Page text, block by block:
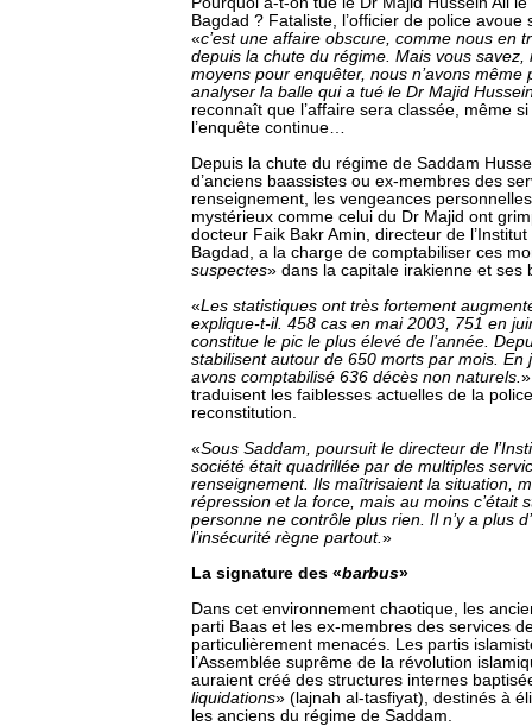
Bagdad ? Fataliste, l’officier de police avoue
«c’est une affaire obscure, comme nous en
depuis la chute du régime. Mais vous savez,
moyens pour enquêter, nous n’avons
analyser la balle qui a tué le Dr Majid
reconnaît que l’affaire sera classée, même
l’enquête continue…
Depuis la chute du régime de Saddam
d’anciens baassistes ou ex-membres des
renseignement, les vengeances
mystérieux comme celui du Dr Majid ont
docteur Faik Bakr Amin, directeur de
Bagdad, a la charge de comptabiliser ces
suspectes» dans la capitale irakienne et ses
«Les statistiques ont très fortement
explique-t-il. 458 cas en mai 2003, 751 en
constitue le pic le plus élevé de l’année.
stabilisent autour de 650 morts par mois. En
avons comptabilisé 636 décès non naturels.
traduisent les faiblesses actuelles de la
reconstitution.
«Sous Saddam, poursuit le directeur de
société était quadrillée par de multiples
renseignement. Ils maîtrisaient la situation,
répression et la force, mais au moins c’était
personne ne contrôle plus rien. Il n’y a plus
l’insécurité règne partout.»
La signature des «barbus»
Dans cet environnement chaotique, les
parti Baas et les ex-membres des services
particulièrement menacés. Les partis
l’Assemblée suprême de la révolution
auraient créé des structures internes
liquidations» (lajnah al-tasfiyat), destinés à
les anciens du régime de Saddam.